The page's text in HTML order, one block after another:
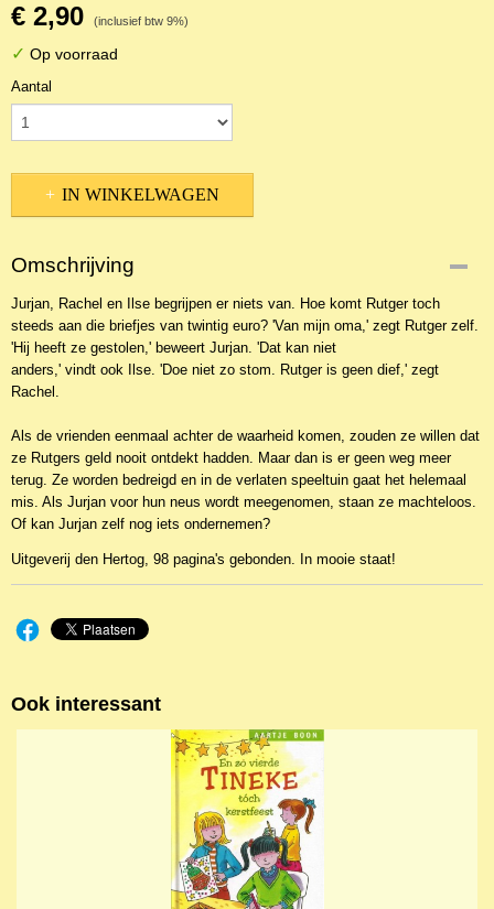
€ 2,90 (inclusief btw 9%)
✓ Op voorraad
Aantal
IN WINKELWAGEN
Omschrijving
Jurjan, Rachel en Ilse begrijpen er niets van. Hoe komt Rutger toch
steeds aan die briefjes van twintig euro? 'Van mijn oma,' zegt Rutger zelf.
'Hij heeft ze gestolen,' beweert Jurjan. 'Dat kan niet
anders,' vindt ook Ilse. 'Doe niet zo stom. Rutger is geen dief,' zegt
Rachel.
Als de vrienden eenmaal achter de waarheid komen, zouden ze willen dat
ze Rutgers geld nooit ontdekt hadden. Maar dan is er geen weg meer
terug. Ze worden bedreigd en in de verlaten speeltuin gaat het helemaal
mis. Als Jurjan voor hun neus wordt meegenomen, staan ze machteloos.
Of kan Jurjan zelf nog iets ondernemen?
Uitgeverij den Hertog, 98 pagina's gebonden. In mooie staat!
Ook interessant